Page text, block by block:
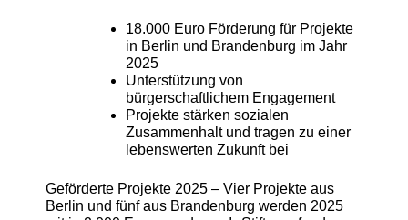
18.000 Euro Förderung für Projekte
in Berlin und Brandenburg im Jahr
2025
Unterstützung von
bürgerschaftlichem Engagement
Projekte stärken sozialen
Zusammenhalt und tragen zu einer
lebenswerten Zukunft bei
Geförderte Projekte 2025 – Vier Projekte aus
Berlin und fünf aus Brandenburg werden 2025